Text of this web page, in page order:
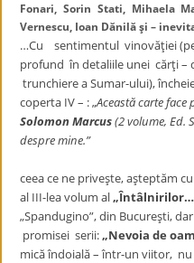
Fonari, Sorin Stati, Mihaela
Vernescu, Ioan Dănilă şi –
…Cu sentimentul vinovăţiei
profund în detaliile unei cărţi –
trunchiere a Sumar-ului),
coperta IV – : „Această carte
Solomon Marcus(2 volume, Ed.
despre mine.”
ceea ce ne priveşte, aşteptăm
al III-lea volum al
„Spandugino”, din Bucureşti,
promisei serii:„Nevoia de
mică îndoială – într-un viitor,